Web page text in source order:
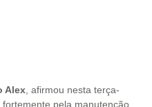
Alex , afirmou nesta terça-
pela manutenção